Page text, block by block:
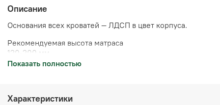
Описание
Основания всех кроватей — ЛДСП в цвет корпуса.
Рекомендуемая высота матраса
120-200 мм
65 кг
Показать полностью
Характеристики